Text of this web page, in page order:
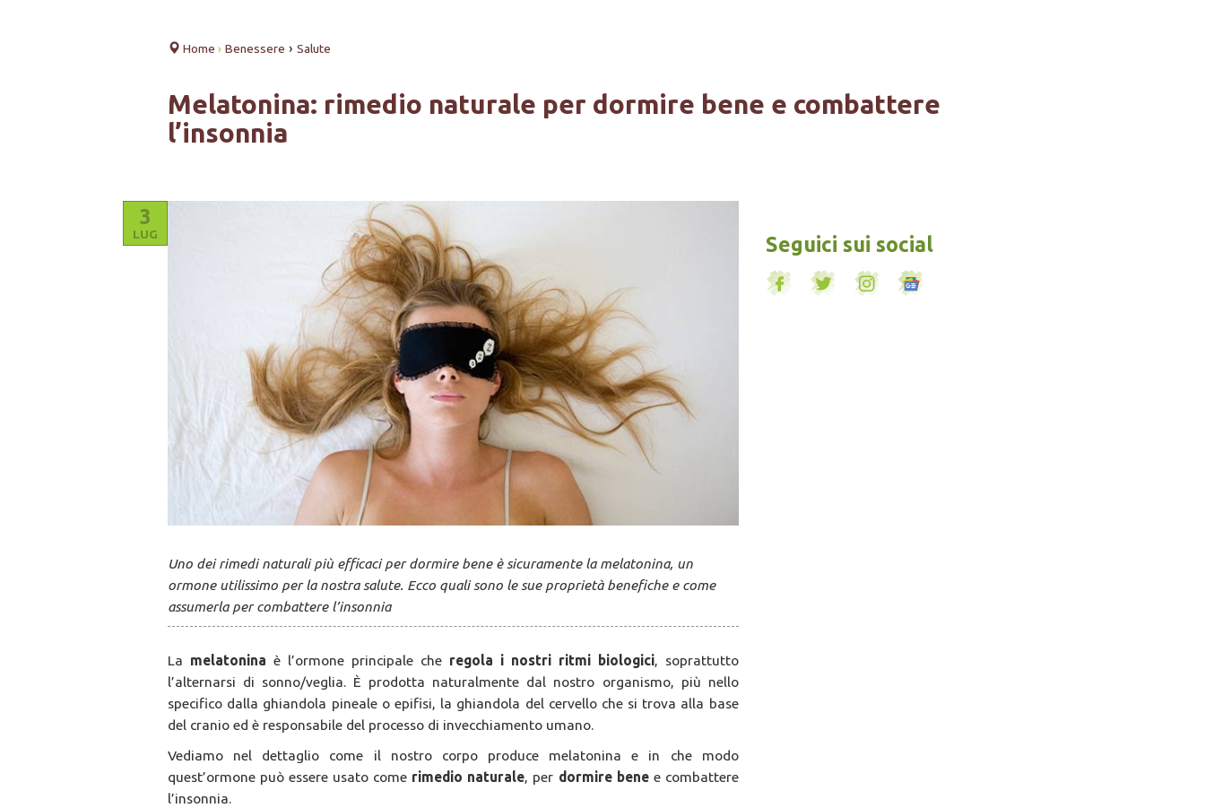
Home › Benessere › Salute
Melatonina: rimedio naturale per dormire bene e combattere
l’insonnia
3
LUG
Uno dei rimedi naturali più efficaci per dormire bene è sicuramente la melatonina, un
ormone utilissimo per la nostra salute. Ecco quali sono le sue proprietà benefiche e come
assumerla per combattere l’insonnia
La melatonina è l’ormone principale che regola i nostri ritmi biologici, soprattutto
l’alternarsi di sonno/veglia. È prodotta naturalmente dal nostro organismo, più nello
specifico dalla ghiandola pineale o epifisi, la ghiandola del cervello che si trova alla base
del cranio ed è responsabile del processo di invecchiamento umano.
Vediamo nel dettaglio come il nostro corpo produce melatonina e in che modo
quest’ormone può essere usato come rimedio naturale, per dormire benee combattere
l’insonnia.
Seguici sui social